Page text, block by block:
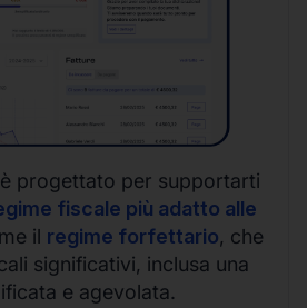
progettato per supportarti
fiscale più adatto alle
il regime forfettario, che
significativi, inclusa una
e agevolata.